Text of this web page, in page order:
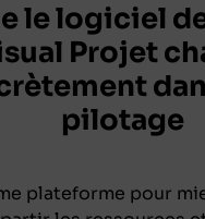
le logiciel
Projet
pilotage
plateforme pour